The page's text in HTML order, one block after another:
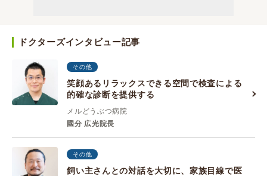
ドクターズインタビュー記事
その他
笑顔あるリラックスできる空間で検査による
的確な診断を提供する
メルどうぶつ病院
國分 広光院長
その他
飼い主さんとの対話を大切に、家族目線で医